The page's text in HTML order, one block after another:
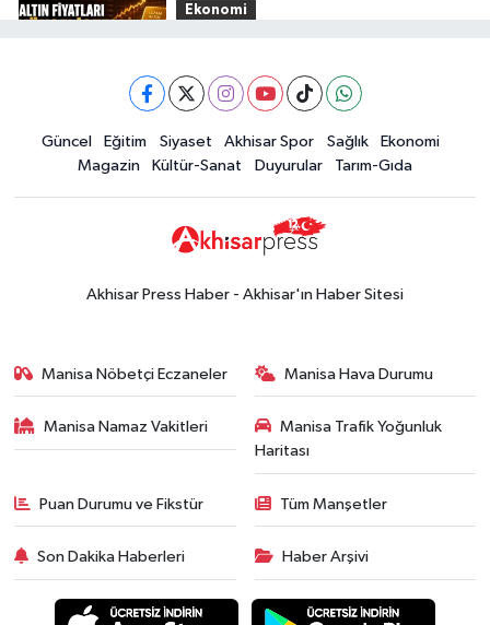
Ekonomi
15:02Akhisar'da sıcak hava etkisini
sürdürüyor! İşte 5 günlük hava
Güncel
14:53
Çanakkale'nin tarihini yerinde
yaşadı
Yerel Haber
19:00Kadın ve Çocuk Giyimde Yeni
Dönem: Minik Terzi’den Anne-
Güncel Eğitim Siyaset Akhisar Spor Sağlık
Ekonomi
Magazin
Kültür-Sanat Duyurular Tarım-Gıda
Akhisar Press Haber - Akhisar'ın Haber Sitesi
Manisa Nöbetçi Eczaneler Manisa Hava Durumu
Manisa Namaz Vakitleri
Manisa Trafik Yoğunluk
Haritası
Puan Durumu ve Fikstür Tüm Manşetler
Son Dakika Haberleri Haber Arşivi